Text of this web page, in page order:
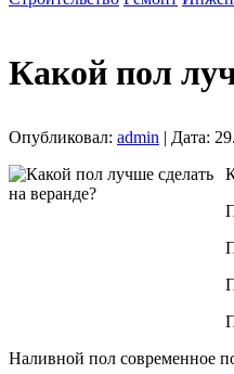
Какой пол
Опубликовал: admin | Дата:
Наливной пол современное